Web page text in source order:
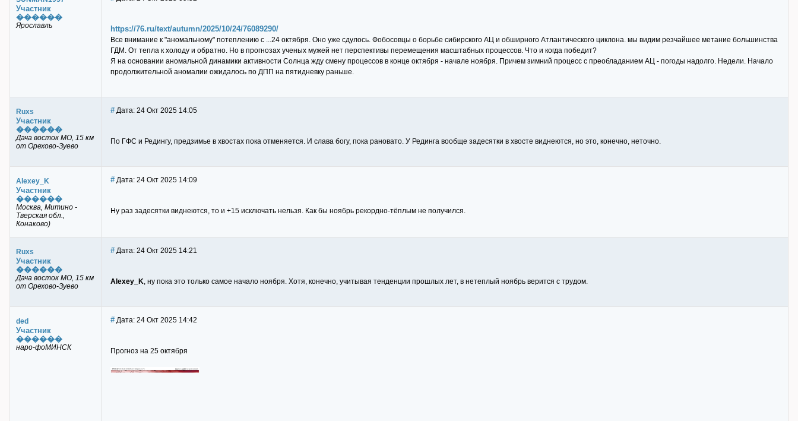
Участник
������
Ярославль https://76.ru/text/autumn/2025/10/24/76089290/
Все внимание к "аномальному" потеплению с ...24 октября. Оно уже сдулось. Фобосовцы о борьбе сибирского АЦ и обширного Атлантического циклона. мы видим резчайшее метание большинства
ГДМ. От тепла к холоду и обратно. Но в прогнозах ученых мужей нет перспективы перемещения масштабных процессов. Что и когда победит?
Я на основании аномальной динамики активности Солнца жду смену процессов в конце октября - начале ноября. Причем зимний процесс с преобладанием АЦ - погоды надолго. Недели. Начало
продолжительной аномалии ожидалось по ДПП на пятидневку раньше.
Ruxs
Участник
������
Дача восток МО, 15 км
от Орехово-Зуево
# Дата: 24 Окт 2025 14:05
По ГФС и Редингу, предзимье в хвостах пока отменяется. И слава богу, пока рановато. У Рединга вообще задесятки в хвосте виднеются, но это, конечно, неточно.
Alexey_K
Участник
������
Москва, Митино -
Тверская обл.,
Конаково)
# Дата: 24 Окт 2025 14:09
Ну раз задесятки виднеются, то и +15 исключать нельзя. Как бы ноябрь рекордно-тёплым не получился.
Ruxs
Участник
������
Дача восток МО, 15 км
от Орехово-Зуево
# Дата: 24 Окт 2025 14:21
Alexey_K, ну пока это только самое начало ноября. Хотя, конечно, учитывая тенденции прошлых лет, в нетеплый ноябрь верится с трудом.
ded
Участник
������
наро-фоМИНСК
# Дата: 24 Окт 2025 14:42
Прогноз на 25 октября